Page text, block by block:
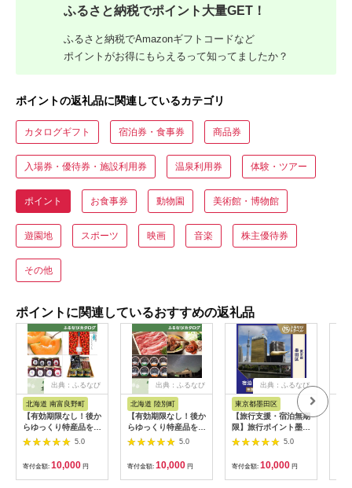
ふるさと納税でポイント大量GET！
ふるさと納税でAmazonギフトコードなど
ポイントがお得にもらえるって知ってましたか？
ポイントの返礼品に関連しているカテゴリ
カタログギフト 宿泊券・食事券 商品券
入場券・優待券・施設利用券 温泉利用券 体験・ツアー
ポイント お食事券 動物園 美術館・博物館
遊園地 スポーツ 映画 音楽 株主優待券
その他
ポイントに関連しているおすすめの返礼品
出典：ふるなび
北海道 南富良野町
【有効期限なし！後か
らゆっくり特産品を選
べる】北海道南富良野
町カタログポイント
5.0
寄付金額: 10,000 円
出典：ふるなび
北海道 陸別町
【有効期限なし！後か
らゆっくり特産品を選
べる】北海道陸別町カ
タログポイント
5.0
寄付金額: 10,000 円
出典：ふるなび
東京都墨田区
【旅行支援・宿泊無期
限】旅行ポイント墨田
区ふるなびトラベルポ
5.0
寄付金額: 10,000 円